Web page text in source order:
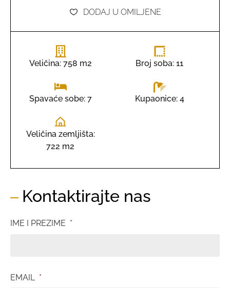
DODAJ U OMILJENE
Veličina: 758 m2 Broj soba: 11
Spavaće sobe: 7 Kupaonice: 4
Veličina zemljišta:
722 m2
Kontaktirajte nas
IME I PREZIME *
EMAIL *